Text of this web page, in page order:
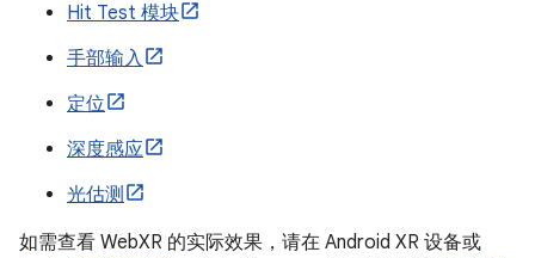
Hit Test 模块
手部输入
定位
深度感应
光估测
如需查看 WebXR 的实际效果，请在 Android XR 设备或